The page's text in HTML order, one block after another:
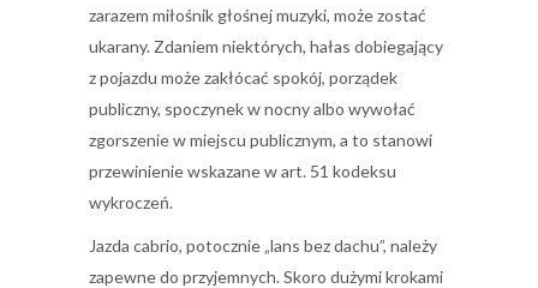
zarazem miłośnik głośnej muzyki, może zostać
ukarany. Zdaniem niektórych, hałas dobiegający
z pojazdu może zakłócać spokój, porządek
publiczny, spoczynek w nocny albo wywołać
zgorszenie w miejscu publicznym, a to stanowi
przewinienie wskazane w art. 51 kodeksu
wykroczeń.
Jazda cabrio, potocznie „lans bez dachu”, należy
zapewne do przyjemnych. Skoro dużymi krokami